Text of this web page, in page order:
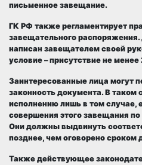
письменное завещание.
ГК РФ также регламентирует
завещательного
написан завещателем своей
условие – присутствие не
Заинтересованные лица могут
законность документа. В таком
исполнению лишь в том случае,
совершения этого завещания
Они должны выдвинуть
позднее, чем оговорено сроком
Также действующее